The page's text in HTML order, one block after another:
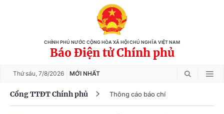
CHÍNH PHỦ NƯỚC CỘNG HÒA XÃ HỘI CHỦ NGHĨA VIỆT NAM
Báo Điện tử Chính phủ
Thứ sáu, 7/8/2026 MỚI NHẤT
Cổng TTĐT Chính phủ Thông cáo báo chí